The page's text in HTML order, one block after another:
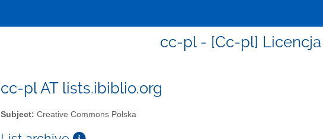
cc-pl - [Cc-pl]
cc-pl AT lists.ibiblio.org
Subject: Creative Commons Polska